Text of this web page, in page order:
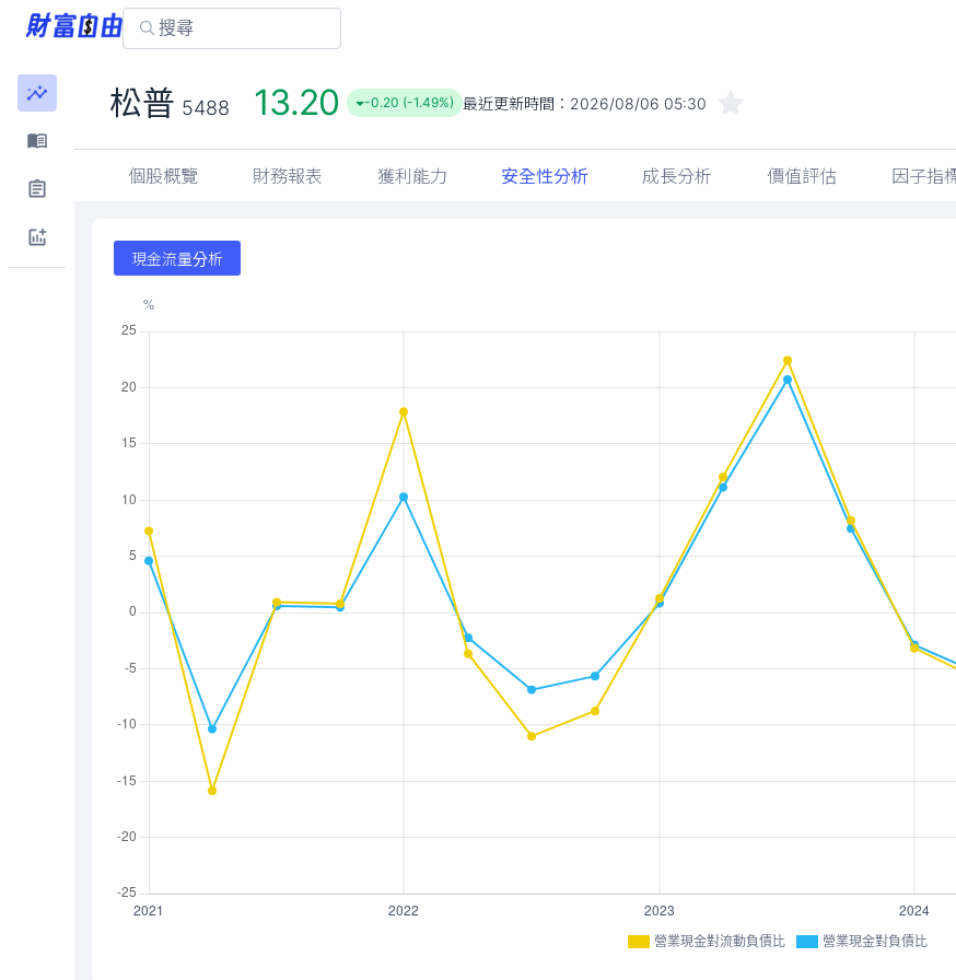
松普 5488 13.20 -0.20 (-1.49%) 最近更新時間： 2026/08/06 05:30
個股概覽 財務報表 獲利能力 安全性分析 成長分析 價值評估 因子指
現金流量分析
營業現金對流動負債比 營業現金對負債比